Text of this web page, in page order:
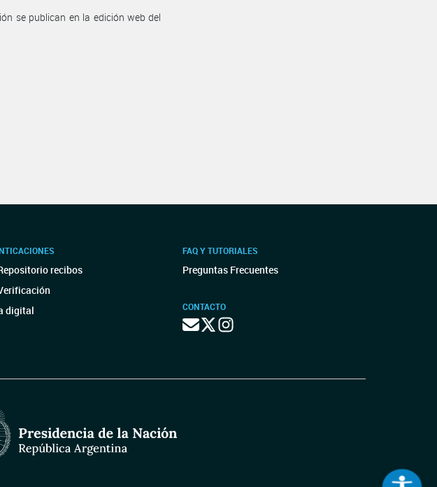
se publican en la edición web del
recibos
digital
FAQ Y TUTORIALES
Preguntas Frecuentes
CONTACTO